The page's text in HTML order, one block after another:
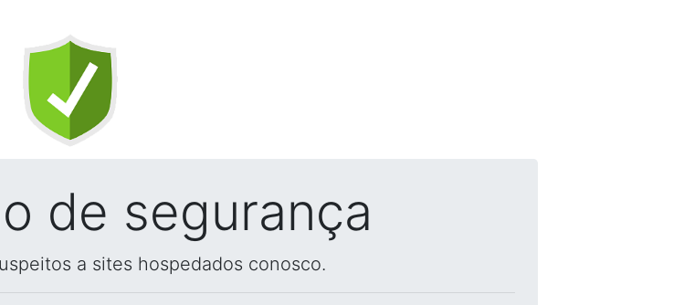
de segurança
a sites hospedados conosco.